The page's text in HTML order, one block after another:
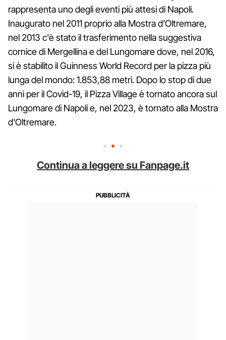
rappresenta uno degli eventi più attesi di Napoli.
Inaugurato nel 2011 proprio alla Mostra d'Oltremare,
nel 2013 c'è stato il trasferimento nella suggestiva
cornice di Mergellina e del Lungomare dove, nel 2016,
si è stabilito il Guinness World Record per la pizza più
lunga del mondo: 1.853,88 metri. Dopo lo stop di due
anni per il Covid-19, il Pizza Village è tornato ancora sul
Lungomare di Napoli e, nel 2023, è tornato alla Mostra
d'Oltremare.
Continua a leggere su Fanpage.it